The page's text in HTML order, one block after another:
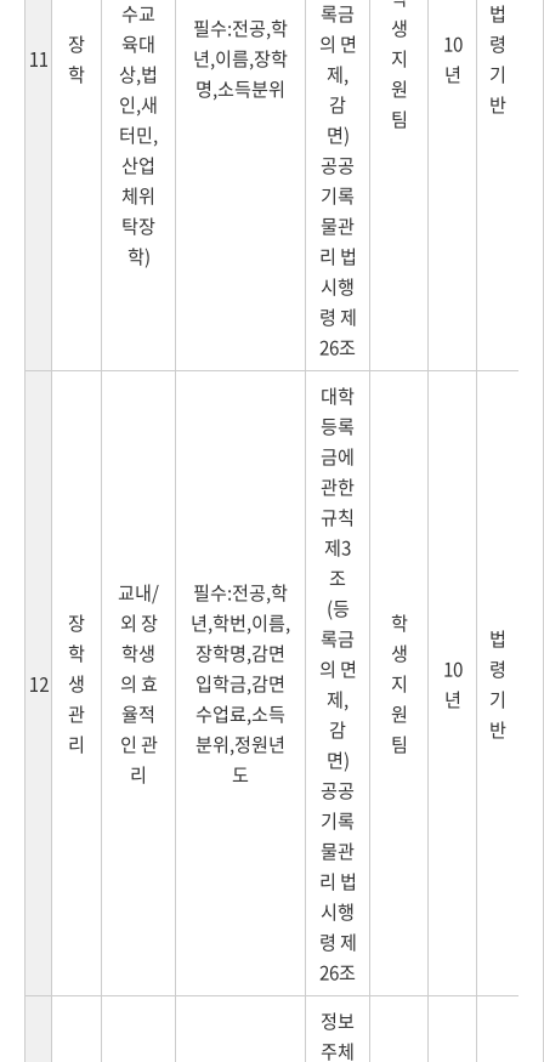
11
장
학
수교
육대
상,법
인,새
터민,
산업
체위
탁장
학)
필수:전공,학
년,이름,장학
명,소득분위
록금
의 면
제,
감
면)
공공
기록
물관
리 법
시행
령 제
26조
생
지
원
팀
10
년
법
령
기
반
12
장
학
생
관
리
교내/
외 장
학생
의 효
율적
인 관
리
필수:전공,학
년,학번,이름,
장학명,감면
입학금,감면
수업료,소득
분위,정원년
도
대학
등록
금에
관한
규칙
제3
조
(등
록금
의 면
제,
감
면)
공공
기록
물관
리 법
시행
령 제
26조
학
생
지
원
팀
10
년
법
령
기
반
정보
주체